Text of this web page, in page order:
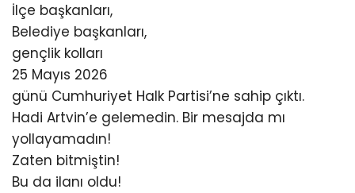
İlçe başkanları,
Belediye başkanları,
gençlik kolları
25 Mayıs 2026
günü Cumhuriyet Halk Partisi’ne sahip çıktı.
Hadi Artvin’e gelemedin. Bir mesajda mı
yollayamadın!
Zaten bitmiştin!
Bu da ilanı oldu!